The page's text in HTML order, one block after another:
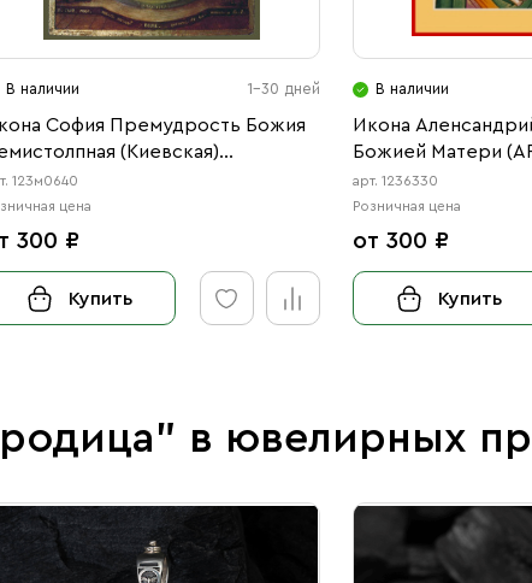
В наличии 1-30 дней
София Премудрость Божия
(Киевская)
123м0640
цена
300 ₽
Купить
В наличии
Икона
Божией Матери
арт. 1236330
Розничная цена
от 300 ₽
Купить
в ювелирных